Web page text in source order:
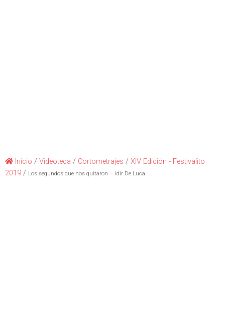
Inicio / Videoteca / Cortometrajes / XIV Edición - Festivalito
2019 / Los segundos que nos quitaron – Idir De Luca